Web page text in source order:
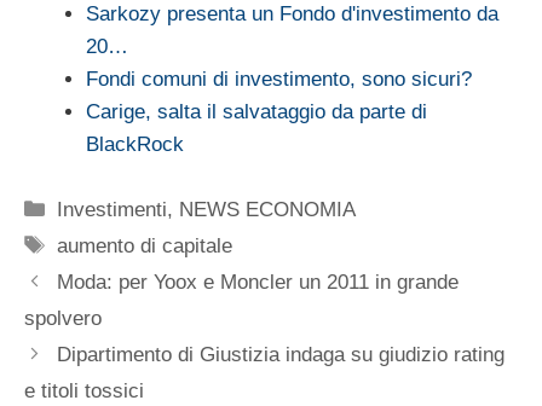
Sarkozy presenta un Fondo d'investimento da
20…
Fondi comuni di investimento, sono sicuri?
Carige, salta il salvataggio da parte di
BlackRock
Categorie
Investimenti, NEWS ECONOMIA
Tag
aumento di capitale
Moda: per Yoox e Moncler un 2011 in grande
spolvero
Dipartimento di Giustizia indaga su giudizio rating
e titoli tossici